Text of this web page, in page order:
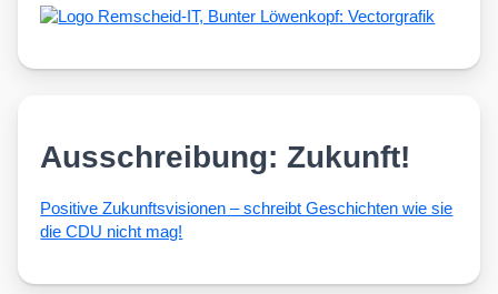
Ausschreibung: Zukunft!
Posi­ti­ve Zukunfts­vi­sio­nen – schreibt Geschich­ten wie sie
die CDU nicht mag!